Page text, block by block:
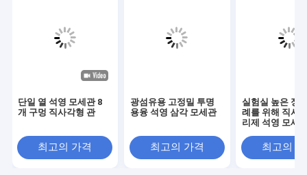
단일 열 석영 모세관 8
개 구멍 직사각형 관
최고의 가격
광섬유용 고정밀 투명
용융 석영 삼각 모세관
최고의 가격
실험실 높은 정
례를 위해 직사
리제 석영 모세
최고의